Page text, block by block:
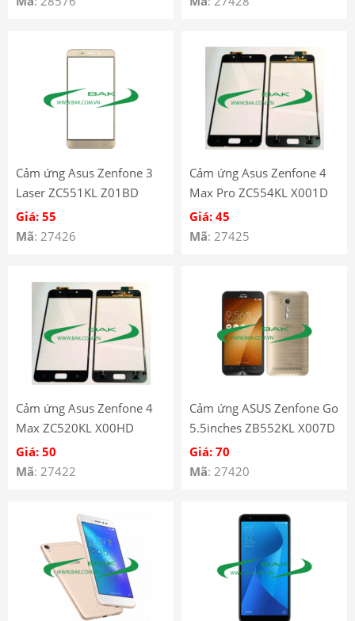
Cảm ứng Asus Zenfone 3
Laser ZC551KL Z01BD
Giá: 55
Mã: 27426
Cảm ứng Asus Zenfone 4
Max Pro ZC554KL X001D
X00ID
Giá: 45
Mã: 27425
Cảm ứng Asus Zenfone 4
Max ZC520KL X00HD
Giá: 50
Mã: 27422
Cảm ứng ASUS Zenfone Go
5.5inches ZB552KL X007D
Giá: 70
Mã: 27420